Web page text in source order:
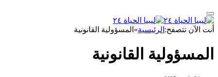
أنت الآن تتصفح: الرئيسية» المسؤولية القانونية
المسؤولية القانونية